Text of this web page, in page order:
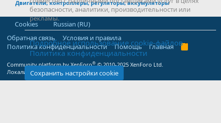
Двигатели, контроллеры, регуляторы, аккумуляторы
Cookies
Russian (RU)
Обратная связь
Условия и правила
Политика конфиденциальности
Помощь Главная
R
Community platform by XenForo® © 2010-2025 XenForo Ltd.
Локализация отXenForo.Info
безопасности, аналитики, производительности или
рекламы.
Подробное использование cookie-файлов
Политика конфиденциальности
Сохранить настройки cookie